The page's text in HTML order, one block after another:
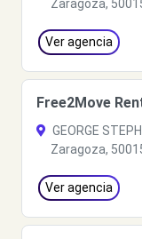
Zaragoza,
Ver agencia
Free2Move
GEORGE
Zaragoza,
Ver agencia